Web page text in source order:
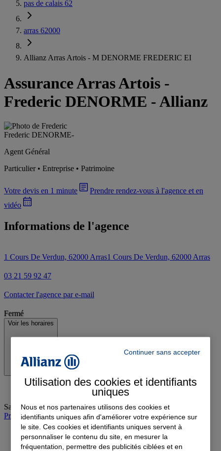
pas de calais 62
arras 62000
Allianz Arras Artois - M DENORME FREDERIC EI
Assurance Arras Artois -
Frederic DENORME - Allianz
Frederic DENORME-
Agent Général
Particulier • Entreprise • Patrimoine
Votre devis en 1 minute
Prendre rendez-vous à l'agence et en
vidéo
Informations de l'agence
1 Cours De Verdun, 62000 Arras1 Cours De Verdun, 62000 Arras
03 21 59 92 47
Contacter l'agence par e-mail
Fermé
Voir les horaires
Samedi: 09:00-12:00
Prendre rendez-vous à l'agence et en vidéo
Continuer sans accepter
Utilisation des cookies et identifiants
uniques
Nous et nos partenaires utilisons des cookies et
identifiants uniques afin d'améliorer votre expérience sur
le site. Ces cookies et identifiants uniques servent à
personnaliser le contenu du site, en mesurer la
fréquentation, permettre des publicités ciblées et en